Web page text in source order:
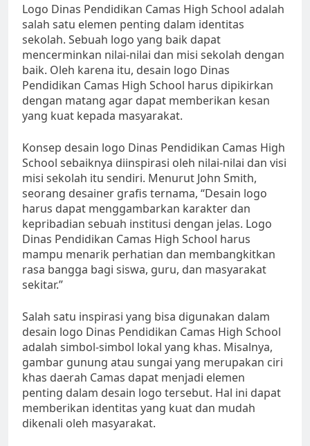
Logo Dinas Pendidikan Camas High School adalah
salah satu elemen penting dalam identitas
sekolah. Sebuah logo yang baik dapat
mencerminkan nilai-nilai dan misi sekolah dengan
baik. Oleh karena itu, desain logo Dinas
Pendidikan Camas High School harus dipikirkan
dengan matang agar dapat memberikan kesan
yang kuat kepada masyarakat.
Konsep desain logo Dinas Pendidikan Camas High
School sebaiknya diinspirasi oleh nilai-nilai dan visi
misi sekolah itu sendiri. Menurut John Smith,
seorang desainer grafis ternama, “Desain logo
harus dapat menggambarkan karakter dan
kepribadian sebuah institusi dengan jelas. Logo
Dinas Pendidikan Camas High School harus
mampu menarik perhatian dan membangkitkan
rasa bangga bagi siswa, guru, dan masyarakat
sekitar.”
Salah satu inspirasi yang bisa digunakan dalam
desain logo Dinas Pendidikan Camas High School
adalah simbol-simbol lokal yang khas. Misalnya,
gambar gunung atau sungai yang merupakan ciri
khas daerah Camas dapat menjadi elemen
penting dalam desain logo tersebut. Hal ini dapat
memberikan identitas yang kuat dan mudah
dikenali oleh masyarakat.